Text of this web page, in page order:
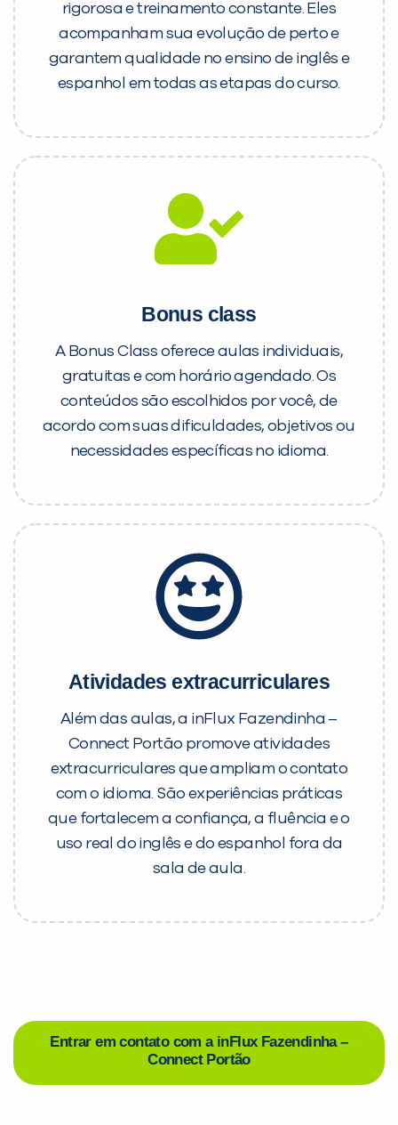
rigorosa e treinamento constante. Eles
acompanham sua evolução de perto e
garantem qualidade no ensino de inglês e
espanhol em todas as etapas do curso.
Bonus class
A Bonus Class oferece aulas individuais,
gratuitas e com horário agendado. Os
conteúdos são escolhidos por você, de
acordo com suas dificuldades, objetivos ou
necessidades específicas no idioma.
Atividades extracurriculares
Além das aulas, a inFlux Fazendinha –
Connect Portão promove atividades
extracurriculares que ampliam o contato
com o idioma. São experiências práticas
que fortalecem a confiança, a fluência e o
uso real do inglês e do espanhol fora da
sala de aula.
Entrar em contato com a inFlux Fazendinha –
Connect Portão